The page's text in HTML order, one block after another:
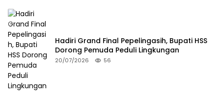
Hadiri Grand Final Pepelingasih, Bupati HSS
Dorong Pemuda Peduli Lingkungan
20/07/2026 56